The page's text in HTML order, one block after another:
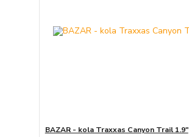
BAZAR - kola Traxxas Canyon Trail 1.9"